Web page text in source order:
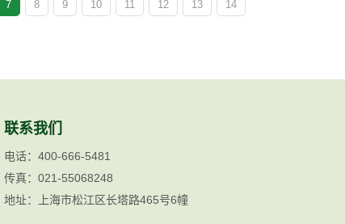
7 8 9 10 11 12 13 14
联系我们
电话：400-666-5481
传真：021-55068248
地址：上海市松江区长塔路465号6幢